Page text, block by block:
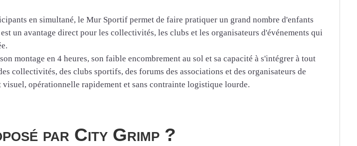
en simultané, le Mur Sportif permet de faire pratiquer un grand nombre d'enfants
un avantage direct pour les collectivités, les clubs et les organisateurs d'événements qui
montage en 4 heures, son faible encombrement au sol et sa capacité à s'intégrer à tout
collectivités, des clubs sportifs, des forums des associations et des organisateurs de
opérationnelle rapidement et sans contrainte logistique lourde.
par City Grimp ?